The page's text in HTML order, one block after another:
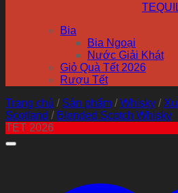
Bia
Bia Ngoại
Nước Giải Khát
Giỏ Quà Tết 2026
Rượu Tết
Trang chủ / Sản phẩm / Whisky /
Scotland / Blended Scotch Whisky
TET 2026